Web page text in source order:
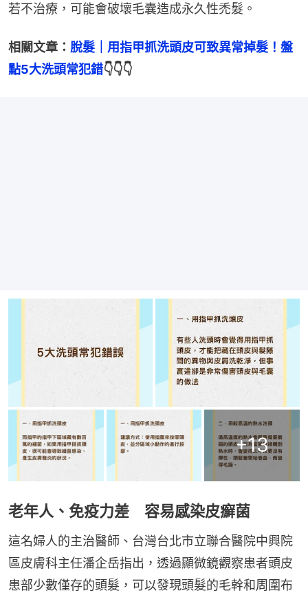
若不治療，可能會破壞毛囊造成永久性禿髮。
相關文章： 脫髮｜用指甲抓洗頭皮可致異常掉髮！盤
點5大洗頭常犯錯👇👇👇
+13
老年人、免疫力差 容易感染皮癬菌
這名婦人的主治醫師、台灣台北市立聯合醫院中興院
區皮膚科主任潘企岳指出，透過顯微鏡觀察患者頭皮
患部少數僅存的頭髮，可以發現頭髮的毛幹和周圍布